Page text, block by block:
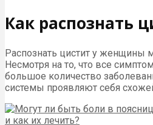
Как распознать
Распознать цистит у женщины
Несмотря на то, что все
большое количество
системы проявляют себя